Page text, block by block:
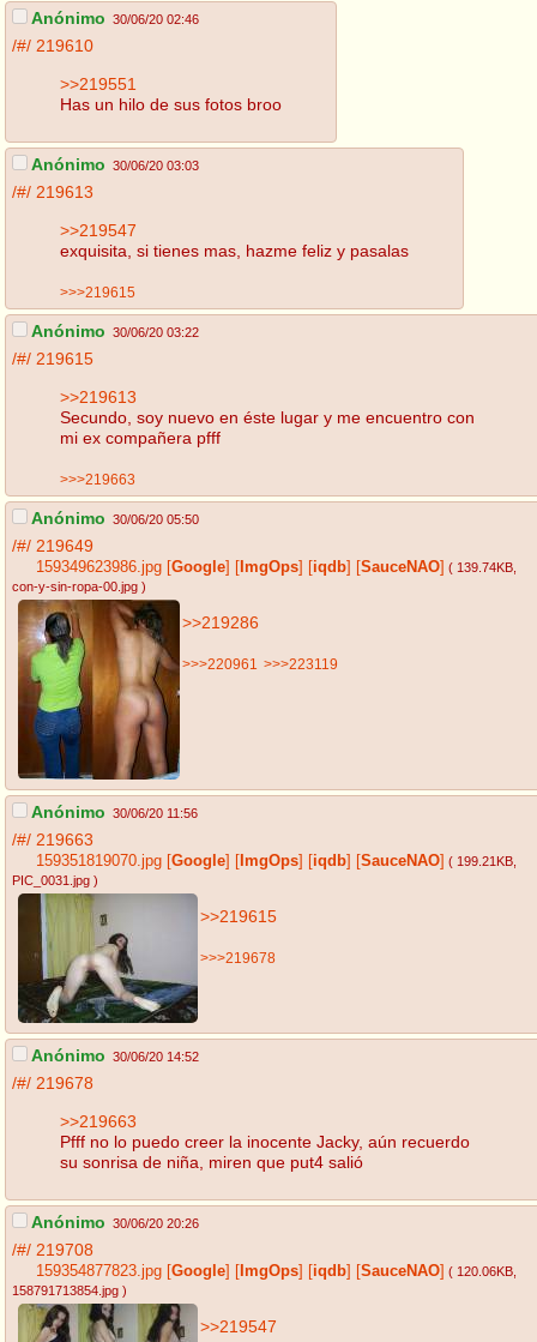
Anónimo 30/06/20 02:46
/#/ 219610
>>219551
Has un hilo de sus fotos broo
Anónimo 30/06/20 03:03
/#/ 219613
>>219547
exquisita, si tienes mas, hazme feliz y pasalas
>>>219615
Anónimo 30/06/20 03:22
/#/ 219615
>>219613
Secundo, soy nuevo en éste lugar y me encuentro con
mi ex compañera pfff
>>>219663
Anónimo 30/06/20 05:50
/#/ 219649
159349623986.jpg Google ImgOps iqdb SauceNAO ( 139.74KB
con-y-sin-ropa-00.jpg )
>>219286
>>>220961 >>>223119
Anónimo 30/06/20 11:56
/#/ 219663
159351819070.jpg Google ImgOps iqdb SauceNAO ( 199.21KB
PIC_0031.jpg )
>>219615
>>>219678
Anónimo 30/06/20 14:52
/#/ 219678
>>219663
Pfff no lo puedo creer la inocente Jacky, aún recuerdo
su sonrisa de niña, miren que put4 salió
Anónimo 30/06/20 20:26
/#/ 219708
159354877823.jpg Google ImgOps iqdb SauceNAO ( 120.06KB
158791713854.jpg )
>>219547